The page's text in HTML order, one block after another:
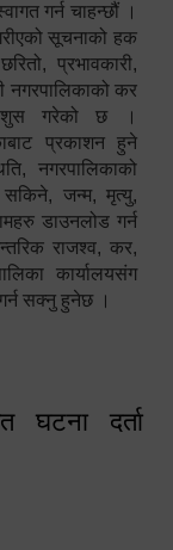
गर्न चाहन्छौं ।
सूचनाको हक
प्रभावकारी,
नगरपालिकाको कर
गरेको छ ।
प्रकाशन हुने
नगरपालिकाको
सकिने, जन्म, मृत्यु,
डाउनलोड गर्न
राजश्व, कर,
कार्यालयसंग
सक्नु हुनेछ ।
घटना दर्ता